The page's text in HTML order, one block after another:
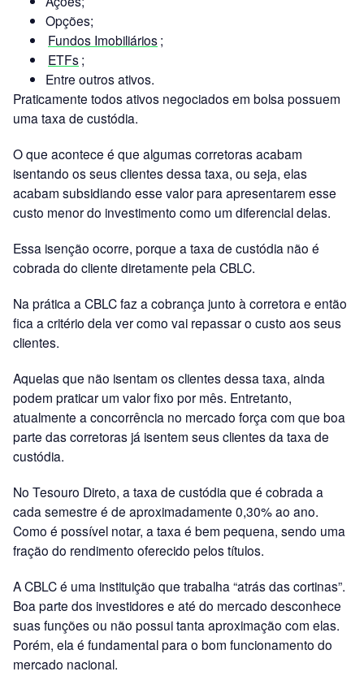
Opções;
Fundos Imobiliários;
ETFs;
Entre outros ativos.
Praticamente todos ativos negociados em bolsa possuem
uma taxa de custódia.
O que acontece é que algumas corretoras acabam
isentando os seus clientes dessa taxa, ou seja, elas
acabam subsidiando esse valor para apresentarem esse
custo menor do investimento como um diferencial delas.
Essa isenção ocorre, porque a taxa de custódia não é
cobrada do cliente diretamente pela CBLC.
Na prática a CBLC faz a cobrança junto à corretora e então
fica a critério dela ver como vai repassar o custo aos seus
clientes.
Aquelas que não isentam os clientes dessa taxa, ainda
podem praticar um valor fixo por mês. Entretanto,
atualmente a concorrência no mercado força com que boa
parte das corretoras já isentem seus clientes da taxa de
custódia.
No Tesouro Direto, a taxa de custódia que é cobrada a
cada semestre é de aproximadamente 0,30% ao ano.
Como é possível notar, a taxa é bem pequena, sendo uma
fração do rendimento oferecido pelos títulos.
A CBLC é uma instituição que trabalha “atrás das cortinas”.
Boa parte dos investidores e até do mercado desconhece
suas funções ou não possui tanta aproximação com elas.
Porém, ela é fundamental para o bom funcionamento do
mercado nacional.